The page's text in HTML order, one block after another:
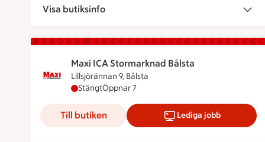
Visa butiksinfo
Maxi ICA Stormarknad Bålsta
Lillsjörännan 9, Bålsta
Maxi ICA Stormarknad Bålsta har stängt,
StängtÖppnar 7
Till butiken Lediga jobb